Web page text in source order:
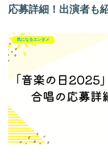
応募詳細！出演者も
気になるエンタメ